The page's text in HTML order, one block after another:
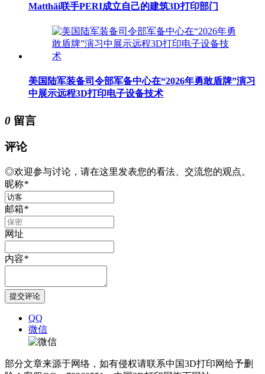
Matthäi联手PERI成立自己的建筑3D打印部门
美国陆军装备司令部军备中心在“2026年勇敢盾牌”演习
中展示远程3D打印电子设备技术
0 留言
评论
◎欢迎参与讨论，请在这里发表您的看法、交流您的观点。
昵称*
邮箱*
网址
内容*
QQ
微信
部分文章来源于网络，如有侵权请联系中国3D打印网给予删